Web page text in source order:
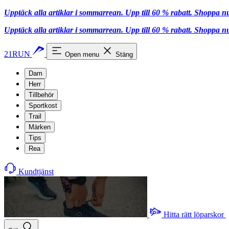
Upptäck alla artiklar i sommarrean. Upp till 60 % rabatt. Shoppa
Upptäck alla artiklar i sommarrean. Upp till 60 % rabatt. Shoppa
21RUN Open menu Stäng
Dam
Herr
Tillbehör
Sportkost
Trail
Märken
Tips
Rea
Kundtjänst
Hitta rätt löparskor